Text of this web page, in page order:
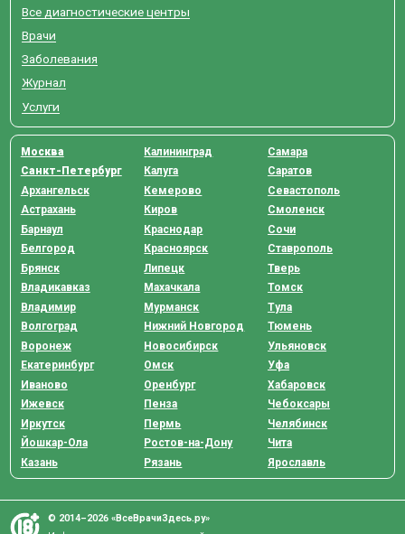
Все диагностические центры
Врачи
Заболевания
Журнал
Услуги
Москва
Санкт-Петербург
Архангельск
Астрахань
Барнаул
Белгород
Брянск
Владикавказ
Владимир
Волгоград
Воронеж
Екатеринбург
Иваново
Ижевск
Иркутск
Йошкар-Ола
Казань
Калининград
Калуга
Кемерово
Киров
Краснодар
Красноярск
Липецк
Махачкала
Мурманск
Нижний Новгород
Новосибирск
Омск
Оренбург
Пенза
Пермь
Ростов-на-Дону
Рязань
Самара
Саратов
Севастополь
Смоленск
Сочи
Ставрополь
Тверь
Томск
Тула
Тюмень
Ульяновск
Уфа
Хабаровск
Чебоксары
Челябинск
Чита
Ярославль
© 2014–2026 «ВсеВрачиЗдесь.ру»